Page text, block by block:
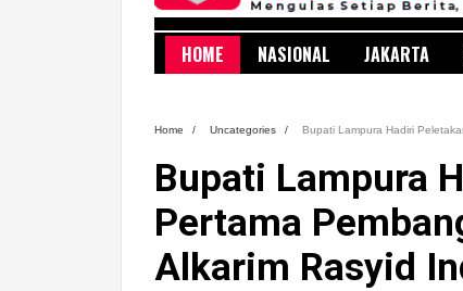
HOME NASIONAL JAKARTA
Home / Uncategories / Bupati Lampura Hadiri
Bupati Lampura
Pertama
Alkarim Rasyid